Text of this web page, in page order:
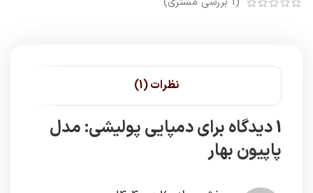
نظرات (1)
1 دیدگاه برای
دمپایی پولیشی: مدل
پاپیون بهار